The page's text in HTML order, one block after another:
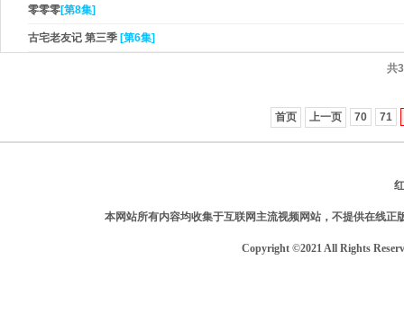
零零零[第8集]
古宅老友记 第三季 [第6集]
共
首页 上一页 70 71
本网站所有内容均收集于互联网主流视频网站，不提供在线
Copyright ©2021 All Rights